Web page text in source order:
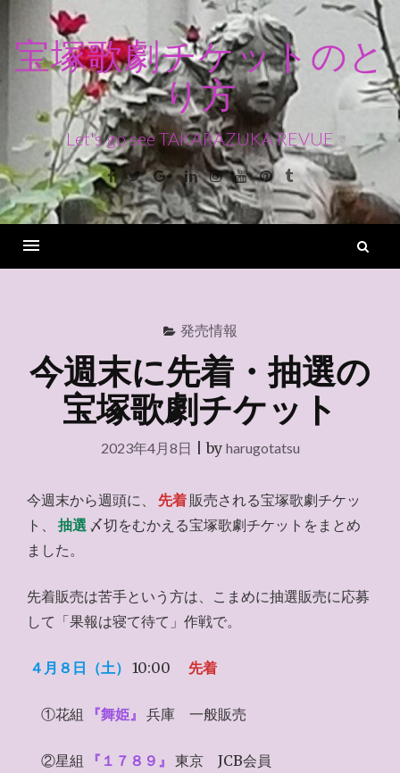
ン
ス
キ
ッ
宝塚歌劇チケットのと
り方
Let's go see TAKARAZUKA REVUE
Facebook
TwitterGoogle+LinkedinInstagram
YoutubePinterest
Tumblr
発売情報
今週末に先着・抽選の
宝塚歌劇チケット
2023年4月8日 |by harugotatsu
今週末から週頭に、 先着 販売される宝塚歌劇チケッ
ト、
抽選 〆切をむかえる宝塚歌劇チケットをまとめ
ました。
先着販売は苦手という方は、こまめに抽選販売に応募
して「果報は寝て待て」作戦で。
４月８日（土） 10:00 先着
①花組 『舞姫』 兵庫 一般販売
②星組 『１７８９』 東京 JCB会員